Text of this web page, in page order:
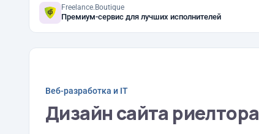
Freelance.Boutique
Премиум-сервис для лучших исполнителей
Веб-разработка и IT
Дизайн сайта риелтора